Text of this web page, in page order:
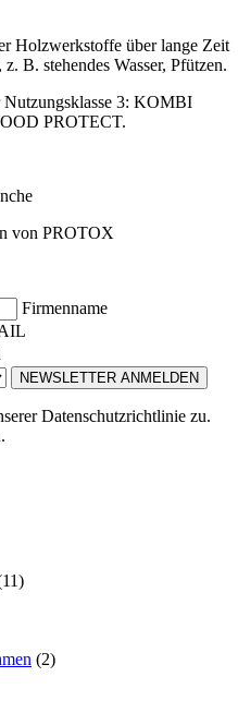
Holzwerkstoffe über lange Zeit
B. stehendes Wasser, Pfützen.
3: KOMBI
PROTECT.
von PROTOX
Firmenname
NEWSLETTER ANMELDEN
Datenschutzrichtlinie zu.
(2)